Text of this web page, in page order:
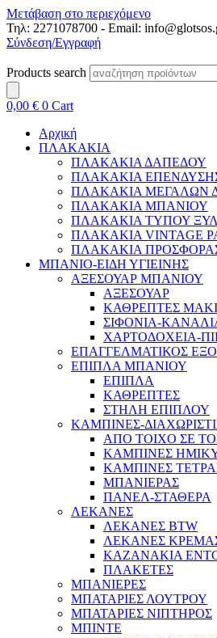
Μετάβαση στο περιεχόμενο
Τηλ: 2271078700 - Email:
Σύνδεση/Εγγραφή
Products search
0,00 € 0 Cart
Αρχική
ΠΛΑΚΑΚΙΑ
ΠΛΑΚΑΚΙΑ ΔΑΠΕΔΟΥ
ΠΛΑΚΑΚΙΑ
ΠΛΑΚΑΚΙΑ ΜΕΓΑΛΩΝ
ΠΛΑΚΑΚΙΑ ΜΠΑΝΙΟΥ
ΠΛΑΚΑΚΙΑ ΤΥΠΟΥ
ΠΛΑΚΑΚΙΑ VINTAGE
ΠΛΑΚΑΚΙΑ
ΜΠΑΝΙΟ-ΕΙΔΗ ΥΓΙΕΙΝΗΣ
ΑΞΕΣΟΥΑΡ ΜΠΑΝΙΟΥ
ΑΞΕΣΟΥΑΡ
ΚΑΘΡΕΠΤΕΣ
ΣΙΦΟΝΙΑ-
ΧΑΡΤΟΔΟΧΕΙΑ-
ΕΠΑΓΓΕΛΜΑΤΙΚΟΣ
ΕΠΙΠΛΑ ΜΠΑΝΙΟΥ
ΕΠΙΠΛΑ
ΚΑΘΡΕΠΤΕΣ
ΣΤΗΛΗ ΕΠΙΠΛΟΥ
ΚΑΜΠΙΝΕΣ-
ΑΠΟ ΤΟΙΧΟ ΣΕ
ΚΑΜΠΙΝΕΣ
ΚΑΜΠΙΝΕΣ
ΜΠΑΝΙΕΡΑΣ
ΠΑΝΕΛ-ΣΤΑΘΕΡΑ
ΛΕΚΑΝΕΣ
ΛΕΚΑΝΕΣ BTW
ΛΕΚΑΝΕΣ
ΚΑΖΑΝΑΚΙΑ
ΠΛΑΚΕΤΕΣ
ΜΠΑΝΙΕΡΕΣ
ΜΠΑΤΑΡΙΕΣ ΛΟΥΤΡΟΥ
ΜΠΑΤΑΡΙΕΣ ΝΙΠΤΗΡΟΣ
ΜΠΙΝΤΕ